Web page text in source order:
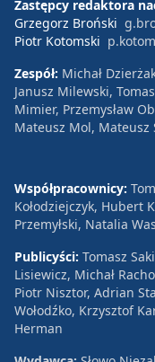
Zastępcy redaktora
Grzegorz Broński
Piotr Kotomski
Zespół: Michał
Janusz Milewski,
Mimier, Przemysław
Mateusz Mol, Mateusz
Współpracownicy:
Kołodziejczyk, Hubert
Przemyłski, Natalia
Publicyści: Tomasz
Lisiewicz, Michał
Piotr Nisztor, Adrian
Wołodźko, Krzysztof
Herman